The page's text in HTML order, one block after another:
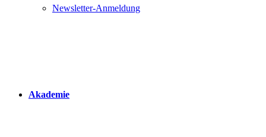
Newsletter-Anmeldung
Akademie